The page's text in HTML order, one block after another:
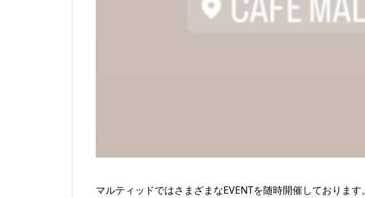
マルティッドではさまざまなEVENTを随時開催しております。